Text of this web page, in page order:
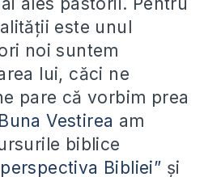
este unul
noi suntem
lui, căci ne
pare că vorbim prea
Vestirea am
biblice
Bibliei” și